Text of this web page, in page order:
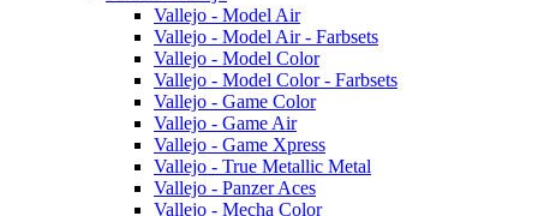
Vallejo - Model Air
Vallejo - Model Air - Farbsets
Vallejo - Model Color
Vallejo - Model Color - Farbsets
Vallejo - Game Color
Vallejo - Game Air
Vallejo - Game Xpress
Vallejo - True Metallic Metal
Vallejo - Panzer Aces
Vallejo - Mecha Color